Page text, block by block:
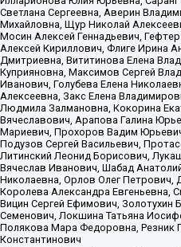
Светлана Сергеевна, Аверин
Михайловна, Щур Николай
Мосин Алексей Геннадьевич,
Алексей Кириллович, Флиге Ирина
Дмитриевна, Вититинова Елена
Куприяновна, Максимов Сергей
Иванович, Голубева Елена
Алексеевна, Закс Елена
Людмила Залмановна, Кокорина
Вячеславович, Арапова Галина
Мариевич, Прохоров Вадим
Подузов Сергей Васильевич,
Литинский Леонид Борисович,
Вячеслав Иванович, Шабад
Николаевна, Орлов Олег Петрович,
Королева Александра Евгеньевна,
Вицин Сергей Ефимович, Золотухин
Семенович, Локшина Татьяна
Полякова Мара Федоровна, Резник
Константинович